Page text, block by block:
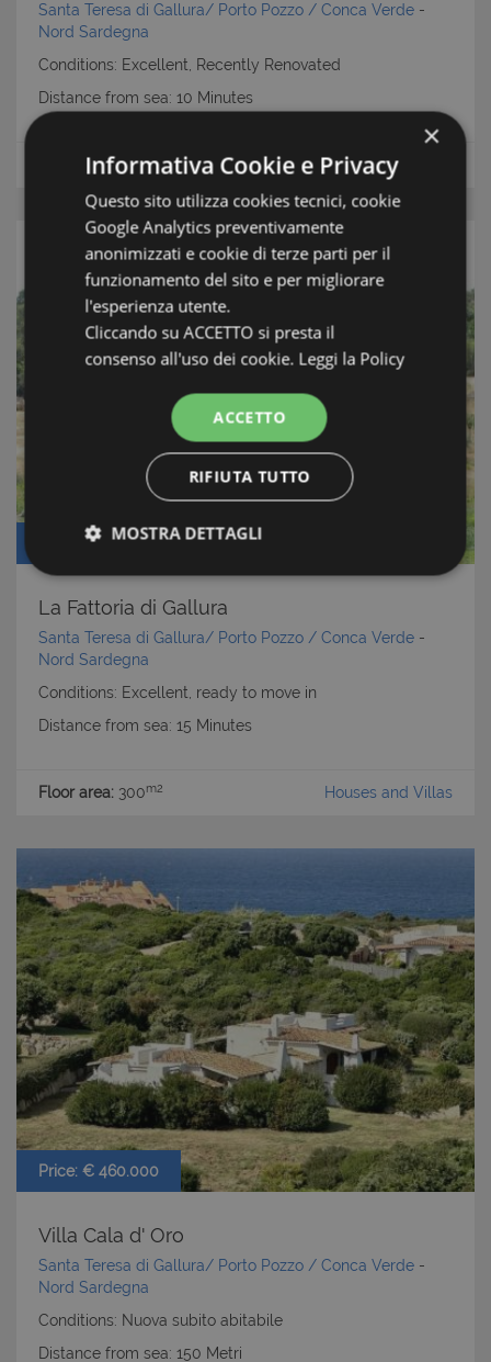
Santa Teresa di Gallura/ Porto Pozzo / Conca Verde -
Nord Sardegna
Conditions: Excellent, Recently Renovated
Distance from sea: 10 Minutes
Floor area:90m2 Houses and Villas
Price: € 750.000
La Fattoria di Gallura
Santa Teresa di Gallura/ Porto Pozzo / Conca Verde -
Nord Sardegna
Conditions: Excellent, ready to move in
Distance from sea: 15 Minutes
Floor area: 300m2 Houses and Villas
Price: € 460.000
Villa Cala d' Oro
Santa Teresa di Gallura/ Porto Pozzo / Conca Verde -
Nord Sardegna
Conditions: Nuova subito abitabile
Distance from sea: 150 Metri
×
Informativa Cookie e Privacy
Questo sito utilizza cookies tecnici, cookie
Google Analytics preventivamente
anonimizzati e cookie di terze parti per il
funzionamento del sito e per migliorare
l'esperienza utente.
Cliccando su ACCETTO si presta il
consenso all'uso dei cookie. Leggi la Policy
ACCETTO
RIFIUTA TUTTO
MOSTRA DETTAGLI
Strettamente necessari e Statistiche
Strettamente necessari e Statistiche
funzionalità del sito Web principale come l'accesso
Nome
PHPSESSID
PHP.net
www.latuacasainsardegna.com